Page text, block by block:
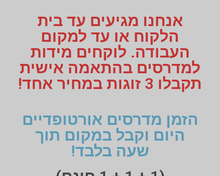
אנחנו מגיעים עד בית
הלקוח או עד למקום
העבודה. לוקחים מידות
למדרסים בהתאמה אישית
תקבלו 3 זוגות במחיר אחד!
הזמן מדרסים אורטופדיים
היום וקבל במקום תוך
שעה בלבד!